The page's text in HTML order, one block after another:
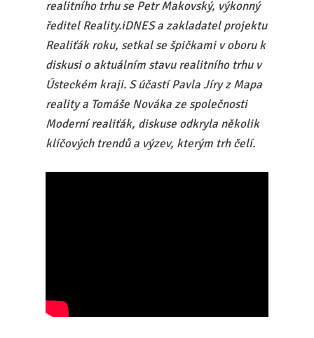
realitního trhu se Petr Makovský, výkonný
ředitel Reality.iDNES a zakladatel projektu
Realiťák roku, setkal se špičkami v oboru k
diskusi o aktuálním stavu realitního trhu v
Ústeckém kraji. S účastí Pavla Jíry z Mapa
reality a Tomáše Nováka ze společnosti
Moderní realiťák, diskuse odkryla několik
klíčových trendů a výzev, kterým trh čelí.